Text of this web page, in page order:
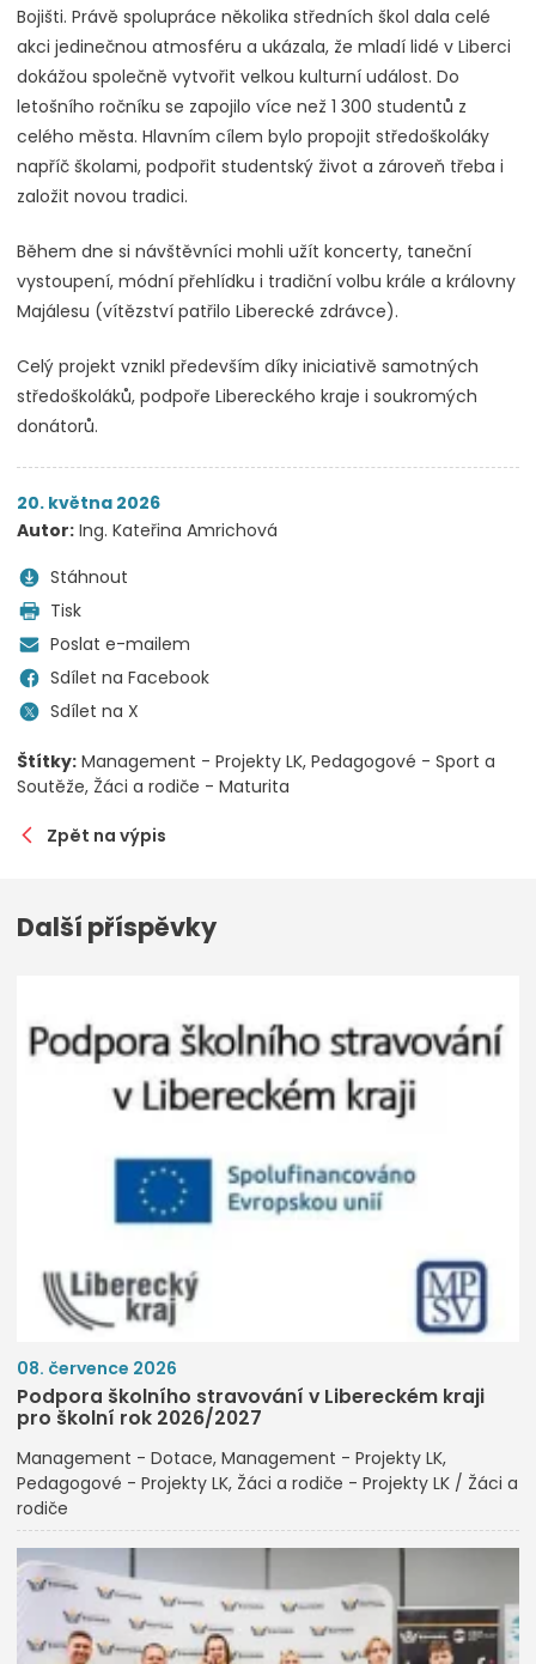
Bojišti. Právě spolupráce několika středních škol dala celé
akci jedinečnou atmosféru a ukázala, že mladí lidé v Liberci
dokážou společně vytvořit velkou kulturní událost. Do
letošního ročníku se zapojilo více než 1 300 studentů z
celého města. Hlavním cílem bylo propojit středoškoláky
napříč školami, podpořit studentský život a zároveň třeba i
založit novou tradici.
Během dne si návštěvníci mohli užít koncerty, taneční
vystoupení, módní přehlídku i tradiční volbu krále a královny
Majálesu (vítězství patřilo Liberecké zdrávce).
Celý projekt vznikl především díky iniciativě samotných
středoškoláků, podpoře Libereckého kraje i soukromých
donátorů.
20. května 2026
Autor: Ing. Kateřina Amrichová
Stáhnout
Tisk
Poslat e-mailem
Sdílet na Facebook
Sdílet na X
Štítky: Management - Projekty LK Pedagogové - Sport a
Soutěže Žáci a rodiče - Maturita
Zpět na výpis
Další příspěvky
08. července 2026
Podpora školního stravování v Libereckém kraji
pro školní rok 2026/2027
Management - Dotace Management - Projekty LK
Pedagogové - Projekty LK Žáci a rodiče - Projekty LK / Žáci a
rodiče